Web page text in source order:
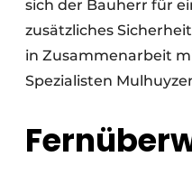
sich der Bauherr für
zusätzliches
in Zusammenarbeit
Spezialisten